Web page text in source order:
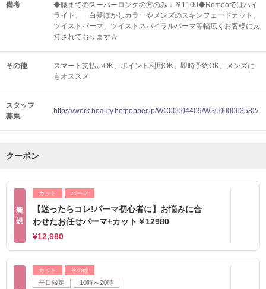
備考
◆腰までのスーパーロングの方のみ＋￥1100◆Romeoではハイ
ライト、 白髪ぼかしカラーやメンズのスキンフェードカット、
ツイストパーマ、ツイストスパイラルパーマ等幅広くお客様に支
持されております☆
その他 スマート支払いOK ポイント利用OK 即時予約OK
メンズに
もオススメ
スタッフ
募集
https://work.beauty.hotpepper.jp/WC00004409/WS0000063582/
クーポン
新
規
カット パーマ
【迷ったらコレ!パーマ初心者に】お悩みに合
わせたお任せパーマ+カット￥12980
¥12,980
カット その他
平日限定 10時～20時